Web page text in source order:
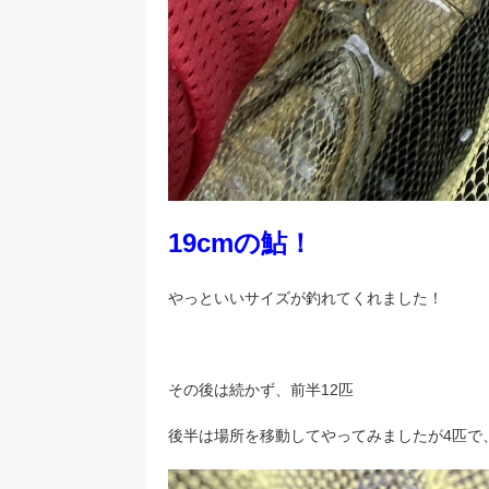
19cmの鮎！
やっといいサイズが釣れてくれました！
その後は続かず、前半12匹
後半は場所を移動してやってみましたが4匹で